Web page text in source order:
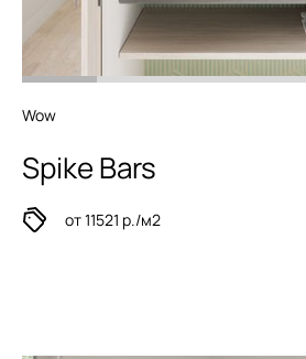
Wow
Spike Bars
от 11521 р./м2